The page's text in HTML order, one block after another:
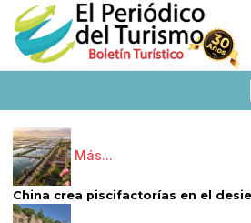
Más...
China crea piscifactorías en el